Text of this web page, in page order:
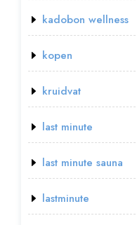
kadobon wellness
kopen
kruidvat
last minute
last minute sauna
lastminute